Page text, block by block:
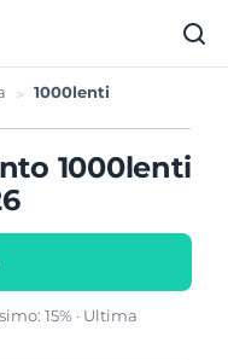
1000lenti
15% · Ultima